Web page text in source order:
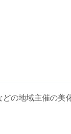
の地域主催の美